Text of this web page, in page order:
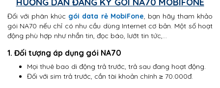
Đối với phân khúc gói data rẻ MobiFone, bạn hãy tham khảo
gói NA70 nếu chỉ có nhu cầu dùng Internet cơ bản. Một số hoạt
động phù hợp như nhắn tin, đọc báo, lướt tin tức,…
1. Đối tượng áp dụng gói NA70
Mọi thuê bao di động trả trước, trả sau đang hoạt động.
Đối với sim trả trước, cần tài khoản chính ≥ 70.000đ.